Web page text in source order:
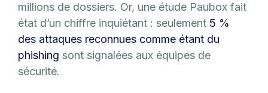
millions de dossiers. Or, une étude Paubox fait
état d’un chiffre inquiétant : seulement 5 %
des attaques reconnues comme étant du
phishing sont signalées aux équipes de
sécurité.